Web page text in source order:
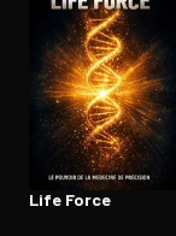
Ouvre
Life Force